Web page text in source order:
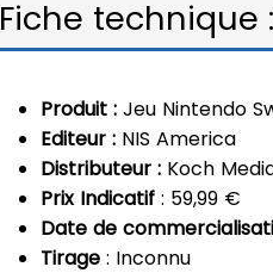
Fiche technique :
Produit : Jeu Nintendo
Editeur : NIS America
Distributeur : Koch
Prix Indicatif : 59,99 €
Date de
Tirage : Inconnu